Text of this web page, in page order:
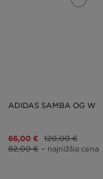
ADIDAS SAMBA OG W
66,00 € 120,00 €
82,00 € – najnižšia cena